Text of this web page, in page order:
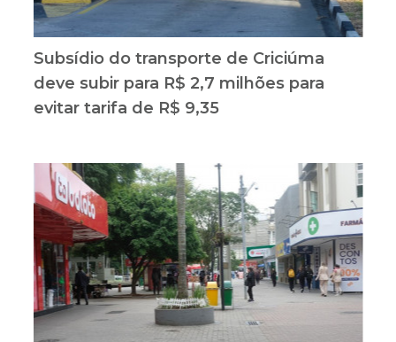
Subsídio do transporte de Criciúma
deve subir para R$ 2,7 milhões para
evitar tarifa de R$ 9,35